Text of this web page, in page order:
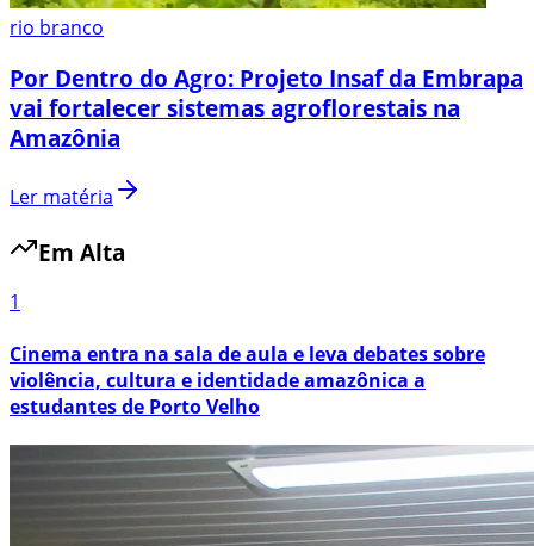
rio branco
Por Dentro do Agro: Projeto Insaf da Embrapa
vai fortalecer sistemas agroflorestais na
Amazônia
Ler matéria
Em Alta
1
Cinema entra na sala de aula e leva debates sobre
violência, cultura e identidade amazônica a
estudantes de Porto Velho